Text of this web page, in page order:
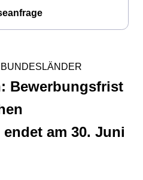
Bewerbungsfrist
am 30. Juni